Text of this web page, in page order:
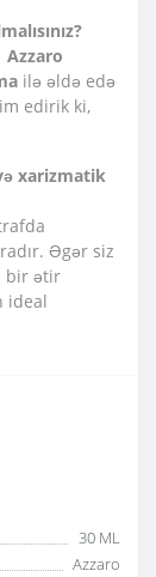
Azzaro
ilə əldə edə
edirik ki,
xarizmatik
Əgər siz
bir ətir
ideal
30 ML
Azzaro